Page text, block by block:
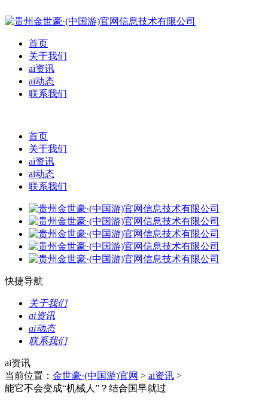
首页
关于我们
ai资讯
ai动态
联系我们
首页
关于我们
ai资讯
ai动态
联系我们
快捷导航
关于我们
ai资讯
ai动态
联系我们
ai资讯
当前位置： 金世豪·(中国游)官网 > ai资讯 >
能它不会变成“机械人”？结合国早就过